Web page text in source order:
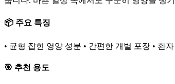
📦 주요 특징
• 균형 잡힌 영양 성분 • 간편한 개별 포장 • 환
🎯 추천 용도